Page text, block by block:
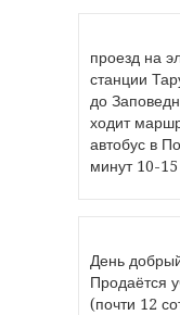
проезд на
станции
до
ходит
автобус в
минут 10-15
День
Продаётся
(почти 12